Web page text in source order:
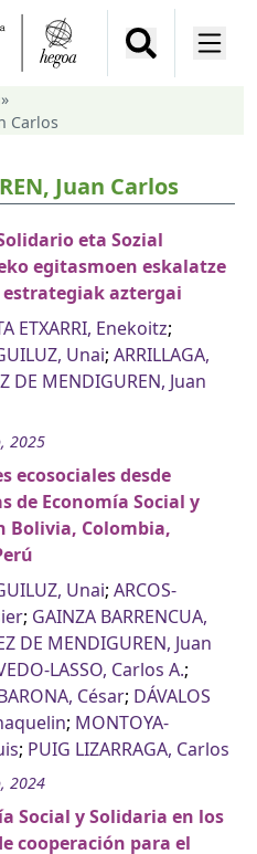
»
Carlos
Juan Carlos
eta Sozial
egitasmoen eskalatze
aztergai
ETXARRI, Enekoitz;
Unai; ARRILLAGA,
DE MENDIGUREN, Juan
2025
ecosociales desde
de Economía Social y
Bolivia, Colombia,
Unai; ARCOS-
; GAINZA BARRENCUA,
DE MENDIGUREN, Juan
LASSO, Carlos A.;
César; DÁVALOS
; MONTOYA-
; PUIG LIZARRAGA, Carlos
2024
Social y Solidaria en los
cooperación para el